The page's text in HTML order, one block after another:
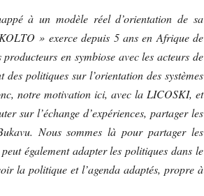
à un modèle réel d’orientation de sa
» exerce depuis 5 ans en Afrique de
en symbiose avec les acteurs de
politiques sur l’orientation des systèmes
notre motivation ici, avec la LICOSKI, et
sur l’échange d’expériences, partager les
Nous sommes là pour partager les
également adapter les politiques dans le
la politique et l’agenda adaptés, propre à